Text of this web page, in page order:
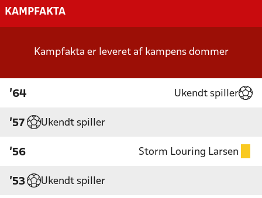
KAMPFAKTA
Kampfakta er leveret af kampens dommer
'64 Ukendt spiller
'57 Ukendt spiller
'56 Storm Louring Larsen
'53 Ukendt spiller